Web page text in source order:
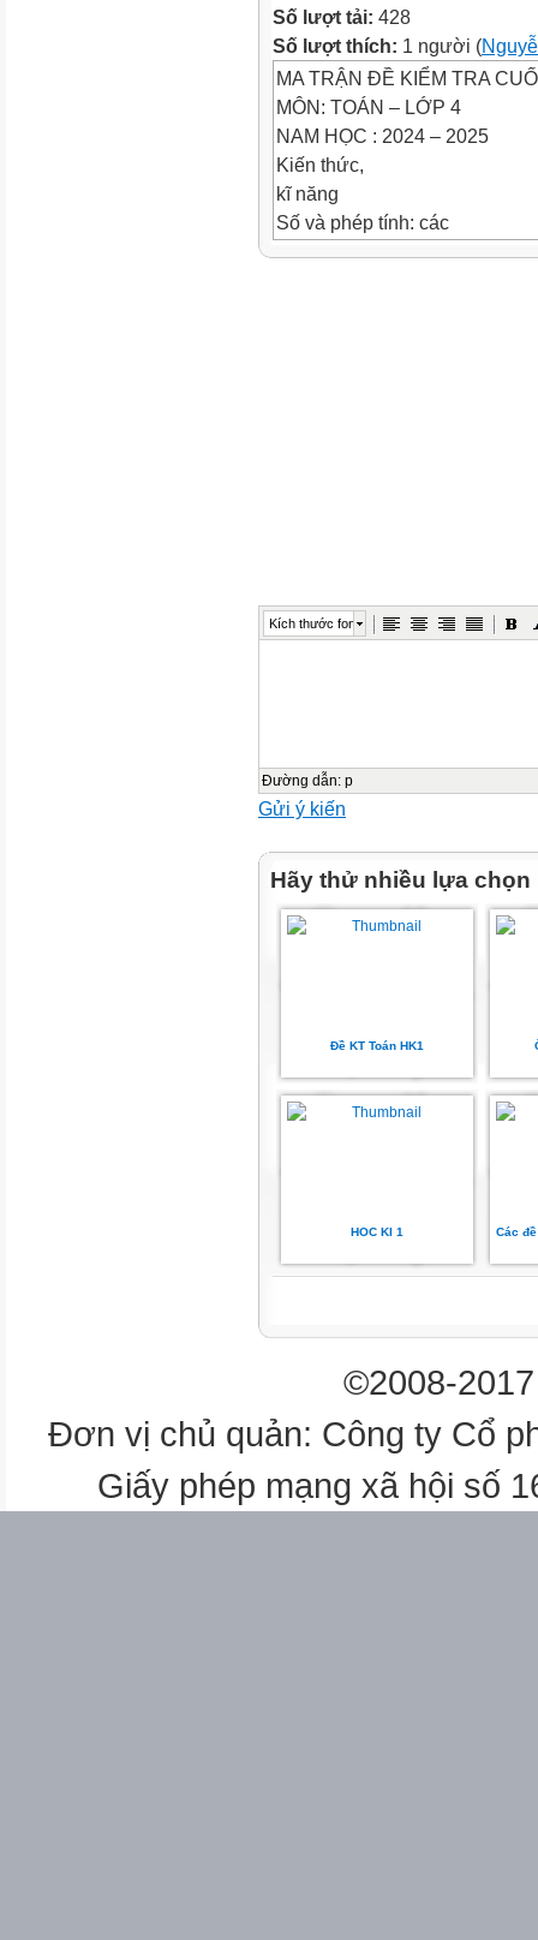
Số lượt tải: 428
Số lượt thích: 1 người (
MA TRẬN ĐỀ KIỂM TRA
MÔN: TOÁN – LỚP 4
NAM HỌC : 2024 – 2025
Kiến thức,
kĩ năng
Số và phép tính: các
1
điểm
2.0
1,2,
Kích thước font
Đường dẫn: p
Gửi ý kiến
Hãy thử nhiều lựa chọn
Đề KT Toán HK1
HOC KI 1 Các
©2008-
Đơn vị chủ quản: Công ty Cổ
Giấy phép mạng xã hội số